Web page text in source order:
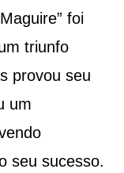
foi
triunfo
provou seu
um
seu sucesso.